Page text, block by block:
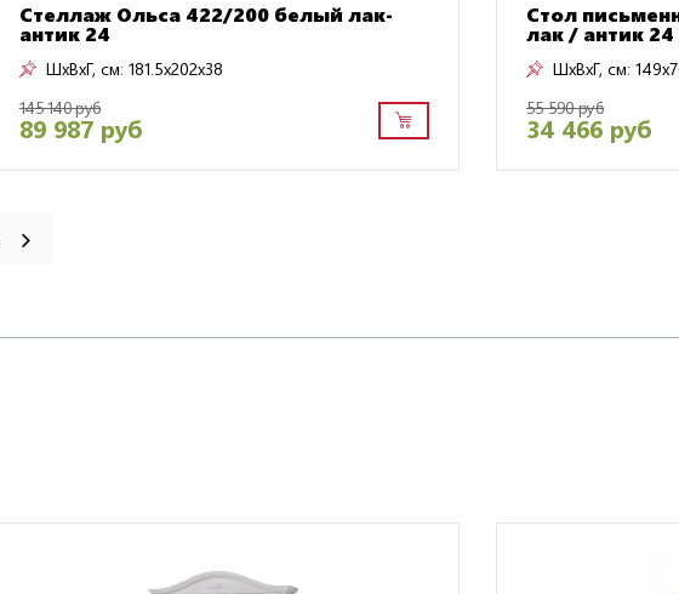
Стеллаж Ольса 422/200 белый лак-
антик 24
ШxВxГ, см: 181.5x202x38
145 140 руб
89 987 руб
Стол
лак / антик 24
ШxВxГ, см:
55 590 руб
34 466 руб